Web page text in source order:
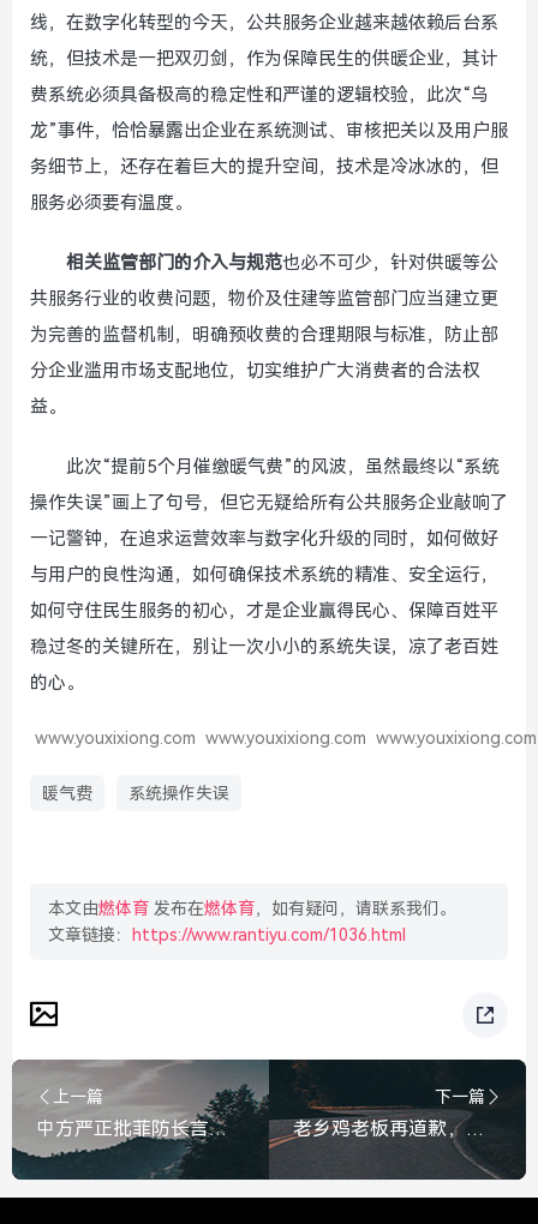
线，在数字化转型的今天，公共服务企业越来越依赖后台系
统，但技术是一把双刃剑，作为保障民生的供暖企业，其计
费系统必须具备极高的稳定性和严谨的逻辑校验，此次“乌
龙”事件，恰恰暴露出企业在系统测试、审核把关以及用户服
务细节上，还存在着巨大的提升空间，技术是冷冰冰的，但
服务必须要有温度。
相关监管部门的介入与规范也必不可少，针对供暖等公
共服务行业的收费问题，物价及住建等监管部门应当建立更
为完善的监督机制，明确预收费的合理期限与标准，防止部
分企业滥用市场支配地位，切实维护广大消费者的合法权
益。
此次“提前5个月催缴暖气费”的风波，虽然最终以“系统
操作失误”画上了句号，但它无疑给所有公共服务企业敲响了
一记警钟，在追求运营效率与数字化升级的同时，如何做好
与用户的良性沟通，如何确保技术系统的精准、安全运行，
如何守住民生服务的初心，才是企业赢得民心、保障百姓平
稳过冬的关键所在，别让一次小小的系统失误，凉了老百姓
的心。
www.youxixiong.com www.youxixiong.com www.youxixiong.com
暖气费 系统操作失误
本文由燃体育 发布在燃体育，如有疑问，请联系我们。
文章链接：
https://www.rantiyu.com/1036.html
上一篇
中方严正批菲防长言行不一，所谓知恩是假，煽风点火是真，中方严正批菲防长，所谓知恩是假，煽风点火是真
下一篇
老乡鸡老板再道歉，亲民人设能否赎回信任？老乡鸡老板再道歉，亲民人设还能挽回消费者的信任吗？